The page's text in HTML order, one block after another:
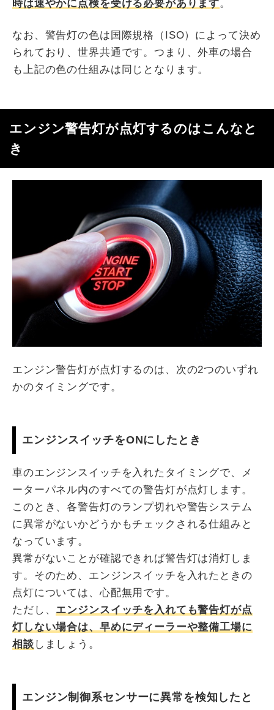
時は速やかに点検を受ける必要があります。
なお、警告灯の色は国際規格（ISO）によって決め
られており、世界共通です。つまり、外車の場合
も上記の色の仕組みは同じとなります。
エンジン警告灯が点灯するのはこんなと
き
エンジン警告灯が点灯するのは、次の2つのいずれ
かのタイミングです。
エンジンスイッチをONにしたとき
車のエンジンスイッチを入れたタイミングで、メ
ーターパネル内のすべての警告灯が点灯します。
このとき、各警告灯のランプ切れや警告システム
に異常がないかどうかもチェックされる仕組みと
なっています。
異常がないことが確認できれば警告灯は消灯しま
す。そのため、エンジンスイッチを入れたときの
点灯については、心配無用です。
ただし、 エンジンスイッチを入れても警告灯が点
灯しない場合は、早めにディーラーや整備工場に
相談 しましょう。
エンジン制御系センサーに異常を検知したと